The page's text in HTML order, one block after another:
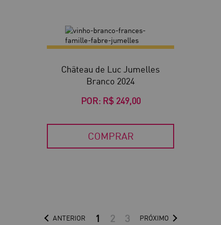
Château de Luc Jumelles
Branco 2024
POR: R$ 249,00
COMPRAR
ANTERIOR 1 2 3 PRÓXIMO